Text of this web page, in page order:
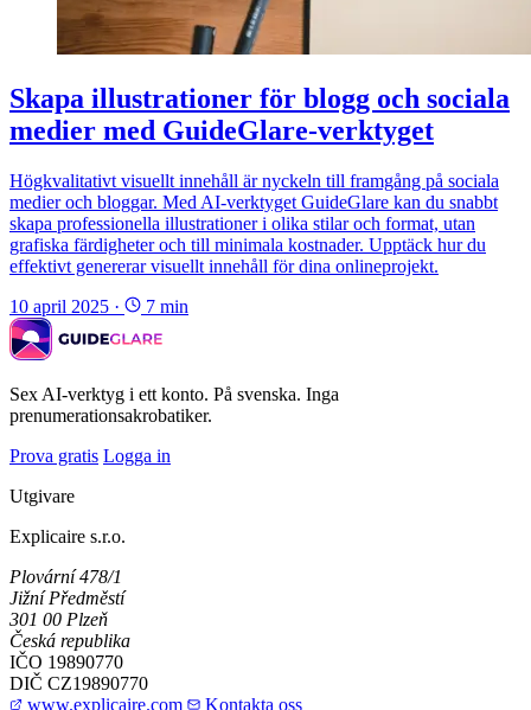
Skapa illustrationer för blogg och sociala
medier med GuideGlare-verktyget
Högkvalitativt visuellt innehåll är nyckeln till framgång på sociala
medier och bloggar. Med AI-verktyget GuideGlare kan du snabbt
skapa professionella illustrationer i olika stilar och format, utan
grafiska färdigheter och till minimala kostnader. Upptäck hur du
effektivt genererar visuellt innehåll för dina onlineprojekt.
10 april 2025 · 7 min
Sex AI-verktyg i ett konto. På svenska. Inga
prenumerationsakrobatiker.
Prova gratis Logga in
Utgivare
Explicaire s.r.o.
Plovární 478/1
Jižní Předměstí
301 00 Plzeň
Česká republika
IČO 19890770
DIČ CZ19890770
www.explicaire.com
Kontakta oss